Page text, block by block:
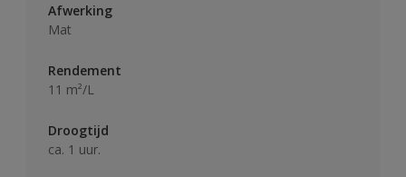
Afwerking
Mat
Rendement
11 m²/L
Droogtijd
ca. 1 uur.